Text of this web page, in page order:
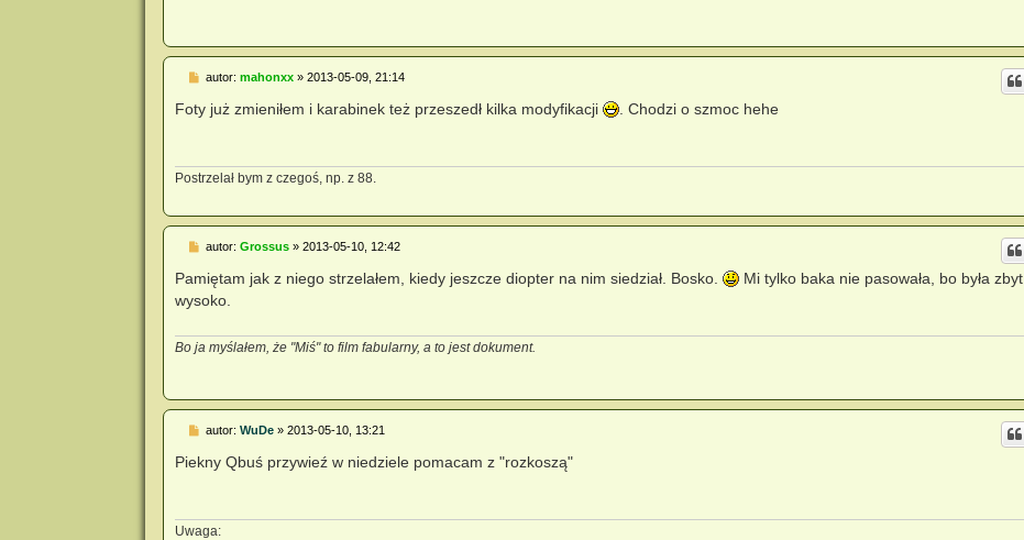
P
s
t
autor: mahonxx» 2013-05-09, 21:14
Foty już zmieniłem i karabinek też przeszedł kilka modyfikacji . Chodzi o szmoc hehe
Postrzelał bym z czegoś, np. z 88.
P
s
autor: Grossus» 2013-05-10, 12:42
Pamiętam jak z niego strzelałem, kiedy jeszcze diopter na nim siedział. Bosko.
Mi tylko baka nie pasowała, bo była zbyt
wysoko.
Bo ja myślałem, że "Miś" to film fabularny, a to jest dokument.
P
s
autor: WuDe» 2013-05-10, 13:21
Piekny Qbuś przywieź w niedziele pomacam z "rozkoszą"
Uwaga: